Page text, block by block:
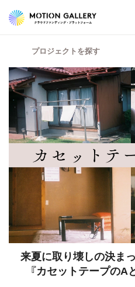
プロジェクトを探す
来夏に取り壊しの決ま
『カセットテープのA